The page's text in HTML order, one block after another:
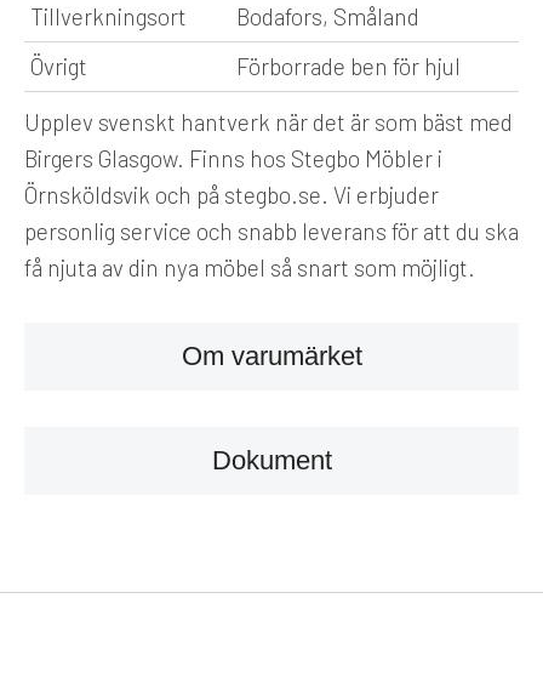
Om varumärket
Dokument
Tillverkningsort
Bodafors, Småland
Övrigt
Förborrade ben för hjul
Upplev svenskt hantverk när det är som bäst med
Birgers Glasgow. Finns hos Stegbo Möbler i
Örnsköldsvik och på stegbo.se. Vi erbjuder
personlig service och snabb leverans för att du ska
få njuta av din nya möbel så snart som möjligt.